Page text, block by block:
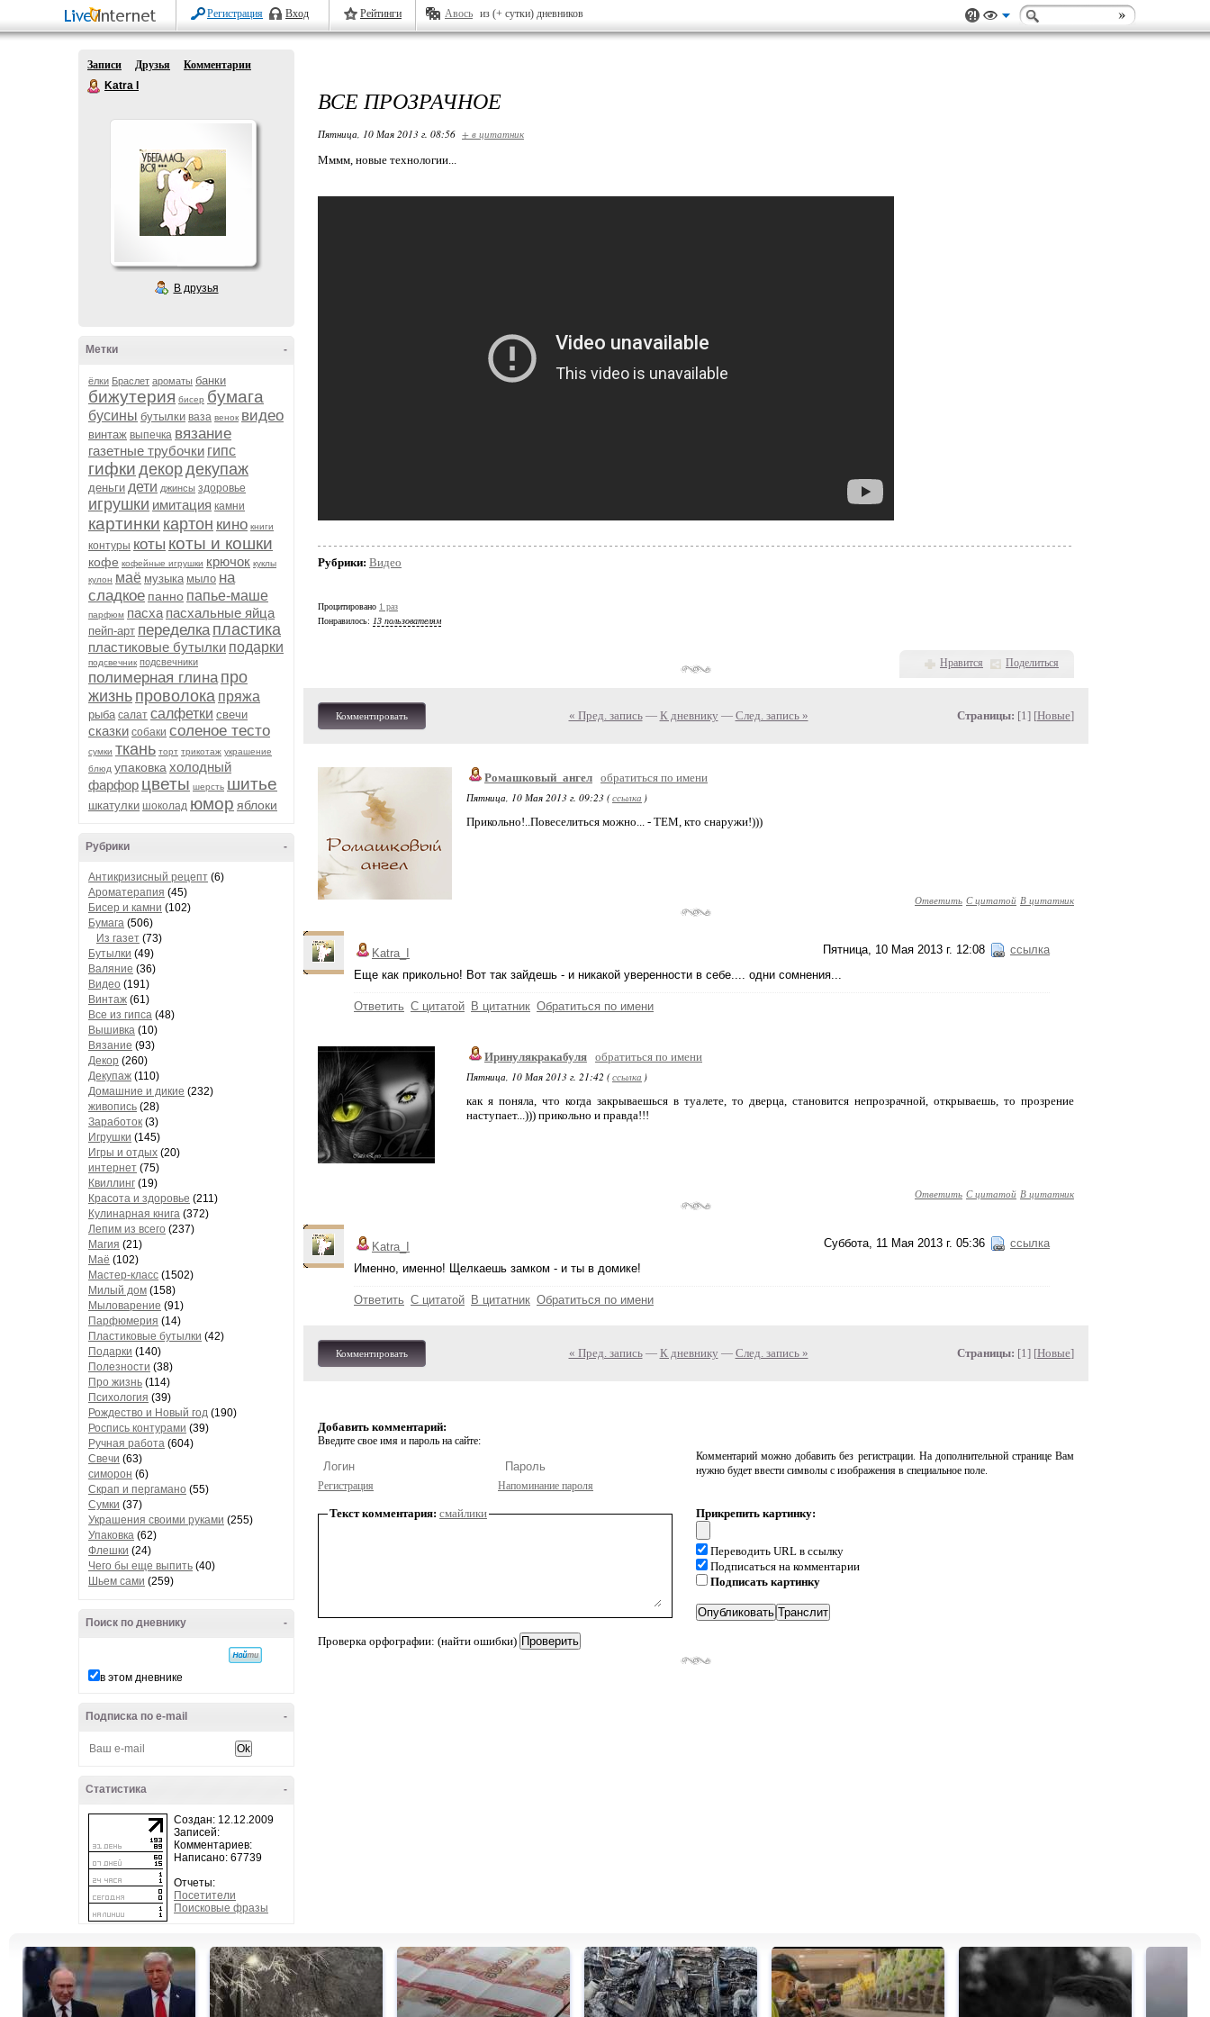
Регистрация Вход Рейтинги Авось из (+ сутки) дневников
Записи Друзья
Комментарии
Katra I
В друзья
-
Метки
ёлки Браслет ароматы банки
бижутерия бисер бумага
бусины бутылки ваза венок видео
винтаж выпечка вязание
газетные трубочки гипс
гифки декордекупаж
деньги дети джинсы здоровье
игрушки имитация камни
картинки картон кино книги
контуры коты коты и кошки
кофе кофейные игрушки крючок куклы
кулон маё музыка мыло на
сладкое панно папье-маше
парфюм пасха пасхальные яйца
пейп-арт переделка пластика
пластиковые бутылки подарки
подсвечник подсвечники
полимерная глина про
жизнь проволока пряжа
рыба салат салфетки свечи
сказки собаки соленое тесто
сумки ткань торт трикотаж украшение
блюд упаковка холодный
фарфор цветы шерсть шитье
шкатулки шоколад юмор яблоки
-
Рубрики
Антикризисный рецепт (6)
Ароматерапия (45)
Бисер и камни (102)
Бумага (506)
Из газет (73)
Бутылки (49)
Валяние (36)
Видео (191)
Винтаж (61)
Все из гипса (48)
Вышивка (10)
Вязание (93)
Декор (260)
Декупаж (110)
Домашние и дикие (232)
живопись (28)
Заработок (3)
Игрушки (145)
Игры и отдых (20)
интернет (75)
Квиллинг (19)
Красота и здоровье (211)
Кулинарная книга (372)
Лепим из всего (237)
Магия (21)
Маё (102)
Мастер-класс (1502)
Милый дом (158)
Мыловарение (91)
Парфюмерия (14)
Пластиковые бутылки (42)
Подарки (140)
Полезности (38)
Про жизнь (114)
Психология (39)
Рождество и Новый год (190)
Роспись контурами (39)
Ручная работа (604)
Свечи (63)
симорон (6)
Скрап и пергамано (55)
Сумки (37)
Украшения своими руками (255)
Упаковка (62)
Флешки (24)
Чего бы еще выпить (40)
Шьем сами (259)
-
Поиск по дневнику
в этом дневнике
-
Подписка по e-mail
-
Статистика
Создан: 12.12.2009
Записей:
Комментариев:
Написано: 67739
Отчеты:
Посетители
Поисковые фразы
ВСЕ ПРОЗРАЧНОЕ
Пятница, 10 Мая 2013 г. 08:56 + в цитатник
Мммм, новые технологии...
Рубрики: Видео
Процитировано 1 раз
Понравилось: 13 пользователям
Нравится Поделиться
Комментировать « Пред. запись— К дневнику — След. запись » Страницы: [1] [Новые]
Ромашковый_ангел обратиться по имени
Пятница, 10 Мая 2013 г. 09:23 (ссылка )
Прикольно!..Повеселиться можно... - ТЕМ, кто снаружи!)))
Ответить С цитатой В цитатник
Пятница, 10 Мая 2013 г. 12:08 ссылка
Katra_I
Еще как прикольно! Вот так зайдешь - и никакой уверенности в себе.... одни сомнения...
Ответить С цитатой В цитатник Обратиться по имени
Иринулякракабуля обратиться по имени
Пятница, 10 Мая 2013 г. 21:42 (ссылка )
как я поняла, что когда закрываешься в туалете, то дверца, становится непрозрачной, открываешь, то прозрение
наступает...))) прикольно и правда!!!
Ответить С цитатой В цитатник
Суббота, 11 Мая 2013 г. 05:36 ссылка
Katra_I
Именно, именно! Щелкаешь замком - и ты в домике!
Ответить С цитатой В цитатник Обратиться по имени
Комментировать « Пред. запись— К дневнику — След. запись » Страницы: [1] [Новые]
Добавить комментарий:
Введите свое имя и пароль на сайте:
Регистрация Напоминание пароля
Комментарий можно добавить без регистрации. На дополнительной странице Вам
нужно будет ввести символы с изображения в специальное поле.
Текст комментария: смайлики
Проверка орфографии: (найти ошибки)
Прикрепить картинку:
Переводить URL в ссылку
Подписаться на комментарии
Подписать картинку